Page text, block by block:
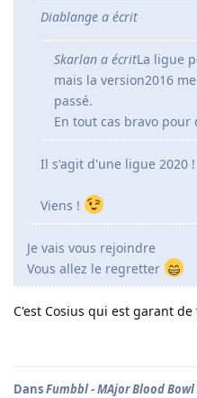
Diablange a écrit
Skarlan a écritLa ligue
mais la version2016
passé.
En tout cas bravo pour
Il s'agit d'une ligue 2020 !
Viens !
Je vais vous rejoindre
Vous allez le regretter
C'est Cosius qui est garant
DansFumbbl - MAjor Blood Bowl